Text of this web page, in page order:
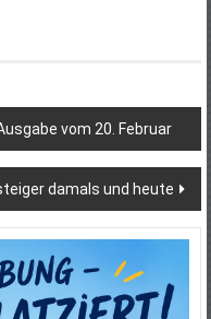
vom 20. Februar
damals und heute